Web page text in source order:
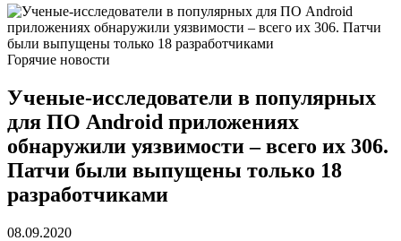
Горячие новости
Ученые-исследователи в популярных
для ПО Android приложениях
обнаружили уязвимости – всего их 306.
Патчи были выпущены только 18
разработчиками
08.09.2020